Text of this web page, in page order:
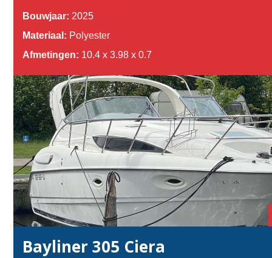
Bouwjaar: 2025
Materiaal: Polyester
Afmetingen: 10.4 x 3.98 x 0.7
Bayliner 305 Ciera